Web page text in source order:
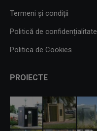
Termeni și condiții
Politică de confidențialitate
Politica de Cookies
PROIECTE